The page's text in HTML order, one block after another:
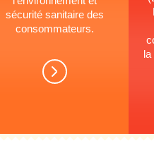
sécurité sanitaire des
consommateurs.